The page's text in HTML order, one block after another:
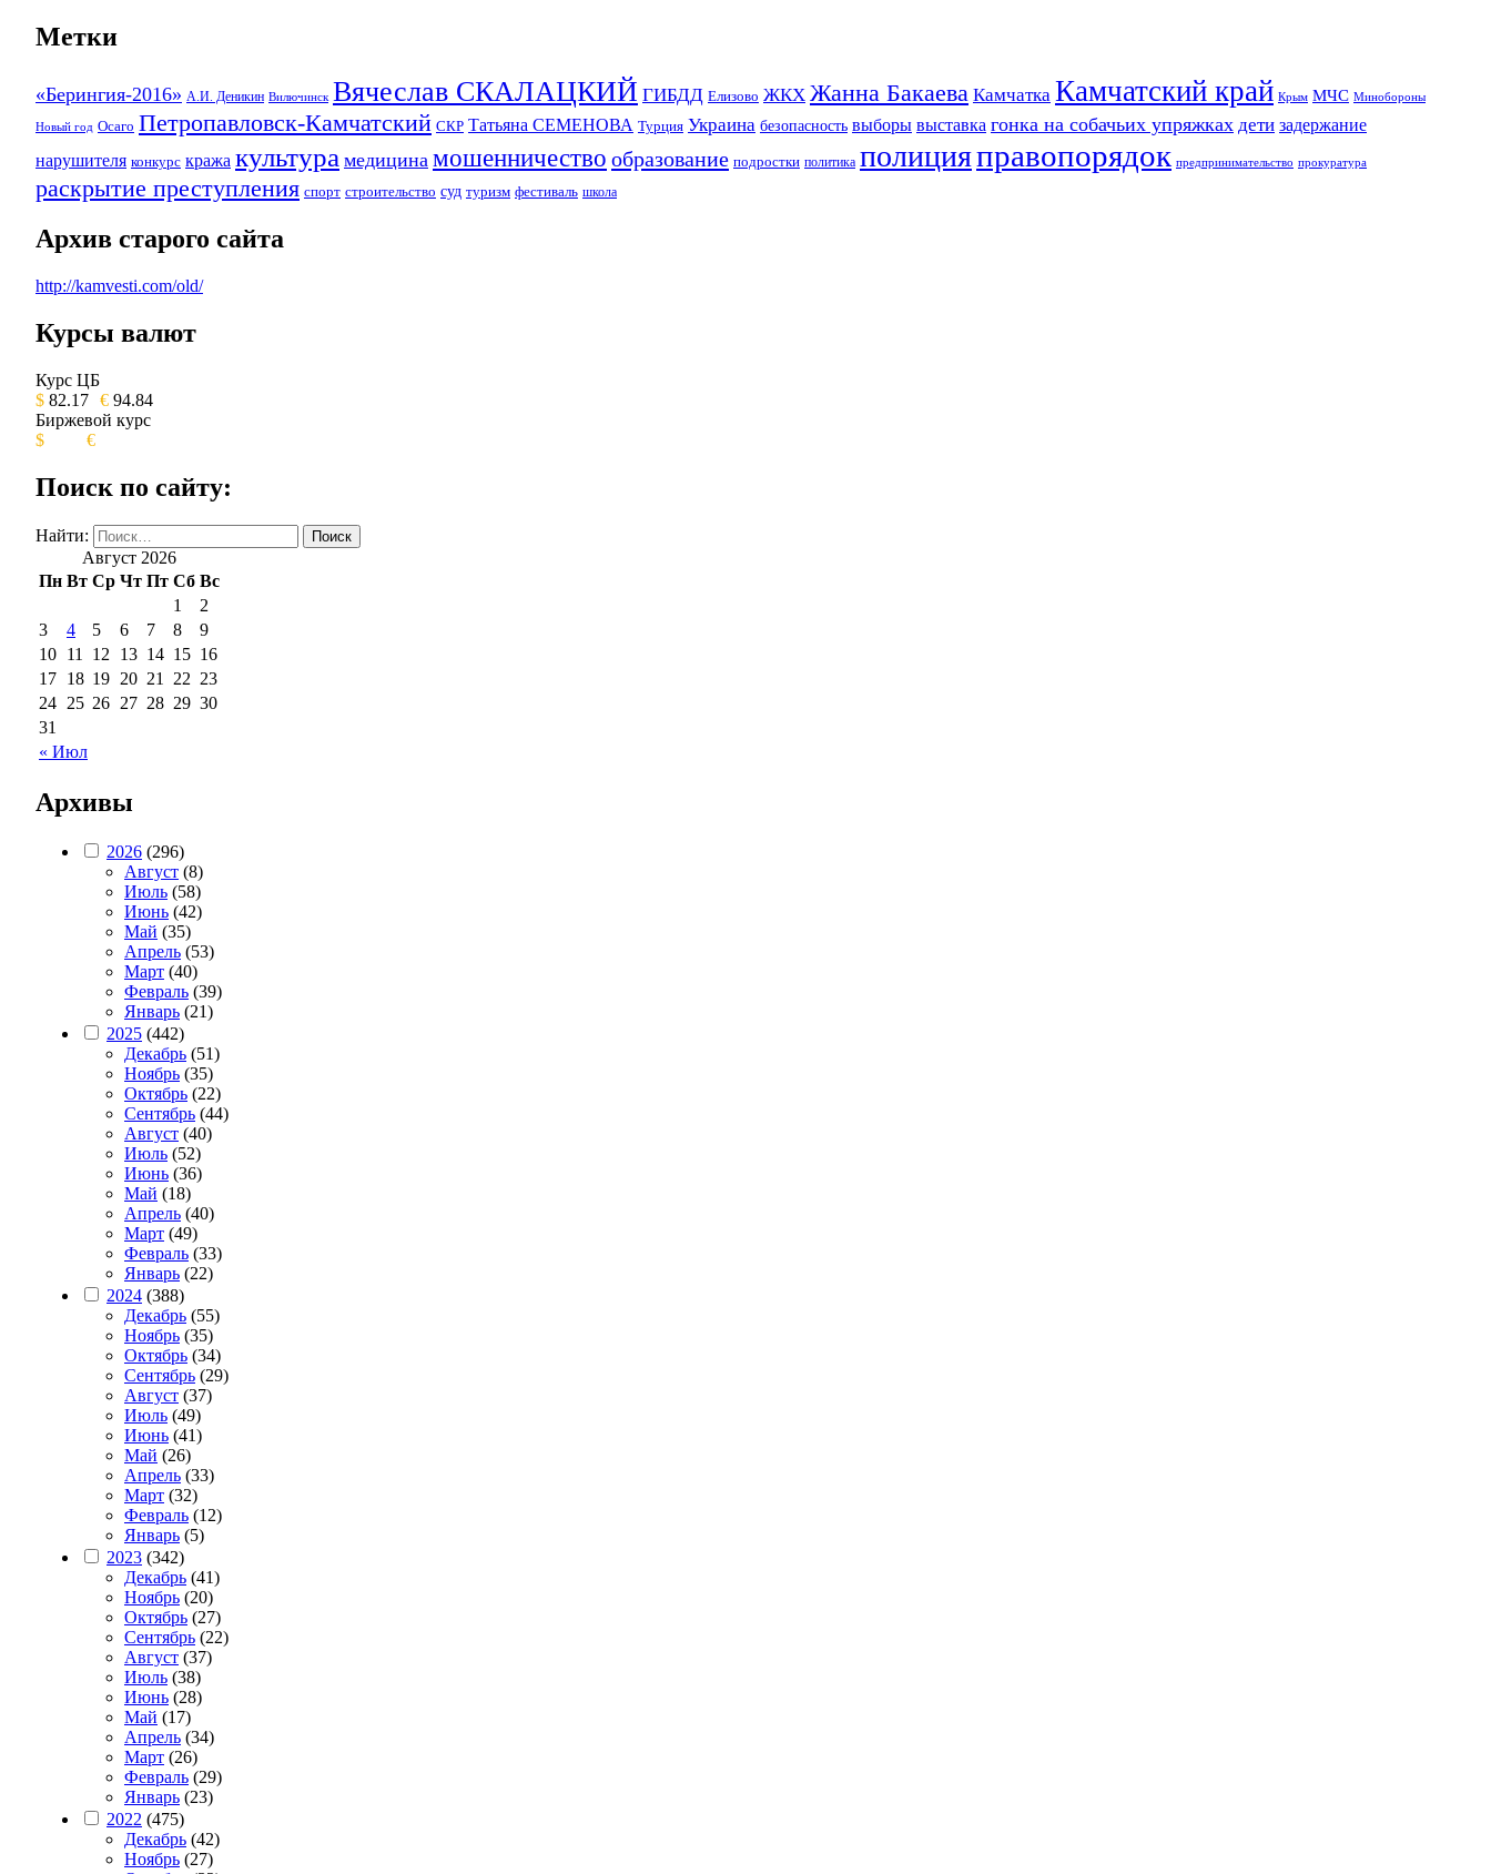
Метки
«Берингия-2016» А.И. Деникин Вилючинск Вячеслав СКАЛАЦКИЙ ГИБДД Елизово ЖКХ Жанна Бакаева Камчатка Камчатский край Крым МЧС Минобороны
Новый год Осаго Петропавловск-Камчатский СКР Татьяна СЕМЕНОВА Турция Украина безопасность выборы выставка гонка на собачьих упряжках дети задержание
нарушителя конкурс кража культура медицина мошенничество образование подростки политика полицияправопорядок предпринимательство прокуратура
раскрытие преступления спорт строительство суд туризм фестиваль школа
Архив старого сайта
http://kamvesti.com/old/
ОБЩЕСТВЕННО-ПОЛИТИЧЕСКОЕ ИЗДАНИЕ КАМЧАТСКОГО КРАЯ.
Курсы валют
Курс ЦБ
$ 82.17 € 94.84
Биржевой курс
$
€
Поиск по сайту:
Найти:
Август 2026
Пн Вт Ср Чт Пт Сб Вс
« Июл
1
2
3
4 5 6 7 8
9
10 11 12 13 14 15 16
17 18 19 20 21 22 23
24 25 26 27 28 29 30
31
Архивы
2026 (296)
Август (8)
Июль (58)
Июнь (42)
Май (35)
Апрель (53)
Март (40)
Февраль (39)
Январь (21)
2025 (442)
Декабрь (51)
Ноябрь (35)
Октябрь (22)
Сентябрь (44)
Август (40)
Июль (52)
Июнь (36)
Май (18)
Апрель (40)
Март (49)
Февраль (33)
Январь (22)
2024 (388)
Декабрь (55)
Ноябрь (35)
Октябрь (34)
Сентябрь (29)
Август (37)
Июль (49)
Июнь (41)
Май (26)
Апрель (33)
Март (32)
Февраль (12)
Январь (5)
2023 (342)
Декабрь (41)
Ноябрь (20)
Октябрь (27)
Сентябрь (22)
Август (37)
Июль (38)
Июнь (28)
Май (17)
Апрель (34)
Март (26)
Февраль (29)
Январь (23)
2022 (475)
Декабрь (42)
Ноябрь (27)